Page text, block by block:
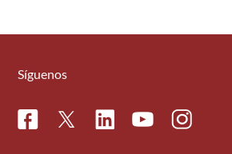
Síguenos
FacebookTwitterLinkedinYoutubeInstagram